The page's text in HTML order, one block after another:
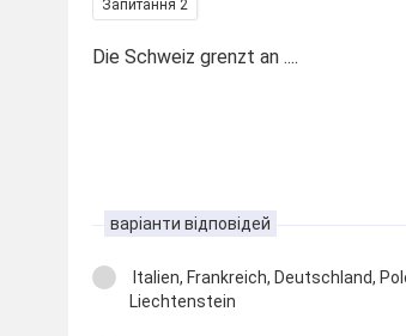
Запитання 2
Die Schweiz grenzt an ....
варіанти відповідей
Italien, Frankreich, Deutschland,
Liechtenstein